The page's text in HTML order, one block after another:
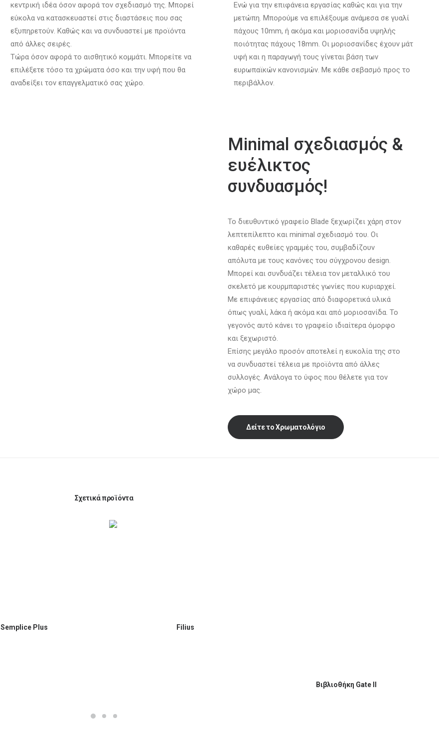
κεντρική ιδέα όσον αφορά τον σχεδιασμό της. Μπορεί
εύκολα να κατασκευαστεί στις διαστάσεις που σας
εξυπηρετούν. Καθώς και να συνδυαστεί με προϊόντα
από άλλες σειρές.
Τώρα όσον αφορά το αισθητικό κομμάτι. Μπορείτε να
επιλέξετε τόσο τα χρώματα όσο και την υφή που θα
αναδείξει τον επαγγελματικό σας χώρο.
Ενώ για την επιφάνεια εργασίας καθώς και για την
μετώπη. Μπορούμε να επιλέξουμε ανάμεσα σε γυαλί
πάχους 10mm, ή ακόμα και μοριοσανίδα υψηλής
ποιότητας πάχους 18mm. Οι μοριοσανίδες έχουν μάτ
υφή και η παραγωγή τους γίνεται βάση των
ευρωπαϊκών κανονισμών. Με κάθε σεβασμό προς το
περιβάλλον.
Minimal σχεδιασμός &
ευέλικτος
συνδυασμός!
Το διευθυντικό γραφείο Blade ξεχωρίζει χάρη στον
λεπτεπίλεπτο και minimal σχεδιασμό του. Οι
καθαρές ευθείες γραμμές του, συμβαδίζουν
απόλυτα με τους κανόνες του σύγχρονου design.
Μπορεί και συνδυάζει τέλεια τον μεταλλικό του
σκελετό με κουρμπαριστές γωνίες που κυριαρχεί.
Με επιφάνειες εργασίας από διαφορετικά υλικά
όπως γυαλί, λάκα ή ακόμα και από μοριοσανίδα. Το
γεγονός αυτό κάνει το γραφείο ιδιαίτερα όμορφο
και ξεχωριστό.
Επίσης μεγάλο προσόν αποτελεί η ευκολία της στο
να συνδυαστεί τέλεια με προϊόντα από άλλες
συλλογές. Ανάλογα το ύφος που θέλετε για τον
χώρο μας.
Δείτε το Χρωματολόγιο
Σχετικά προϊόντα
ΑΓΟΡΆ
Semplice Plus ΔΙΑΒΆΣΤΕ ΠΕΡΙΣΣΌΤΕΡΑ
Filius
ΔΙΑΒΆΣΤΕ ΠΕΡΙΣΣΌΤΕΡΑ
Βιβλιοθήκη Gate II